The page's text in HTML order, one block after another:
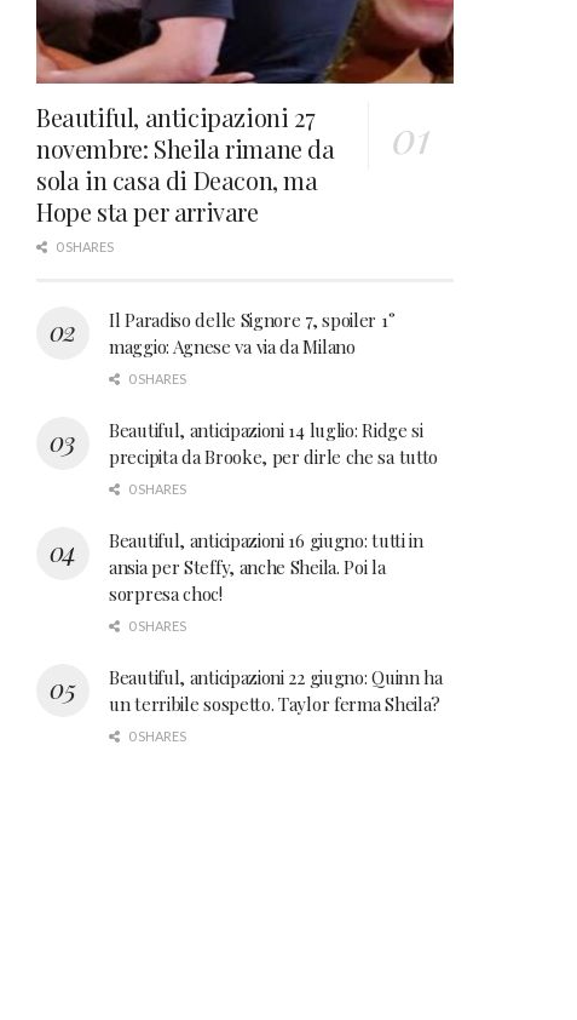
Beautiful, anticipazioni 27
novembre: Sheila rimane da
sola in casa di Deacon, ma
Hope sta per arrivare
0 SHARES
Il Paradiso delle Signore 7, spoiler 1°
maggio: Agnese va via da Milano
0 SHARES
Beautiful, anticipazioni 14 luglio: Ridge si
precipita da Brooke, per dirle che sa tutto
0 SHARES
Beautiful, anticipazioni 16 giugno: tutti in
ansia per Steffy, anche Sheila. Poi la
sorpresa choc!
0 SHARES
Beautiful, anticipazioni 22 giugno: Quinn ha
un terribile sospetto. Taylor ferma Sheila?
0 SHARES